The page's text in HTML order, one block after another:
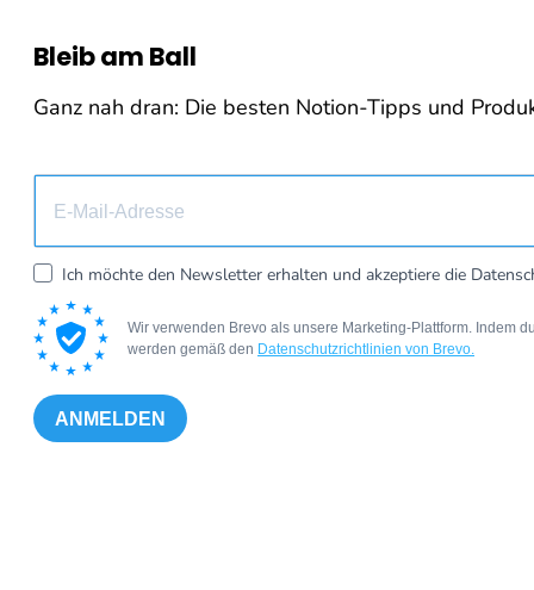
Bleib am Ball
Ganz nah dran: Die besten Notion-Tipps und
Ich möchte den Newsletter erhalten und akzeptiere die
Wir verwenden Brevo als unsere Marketing-Plattform. Indem
werden gemäß den Datenschutzrichtlinien von Brevo.
ANMELDEN